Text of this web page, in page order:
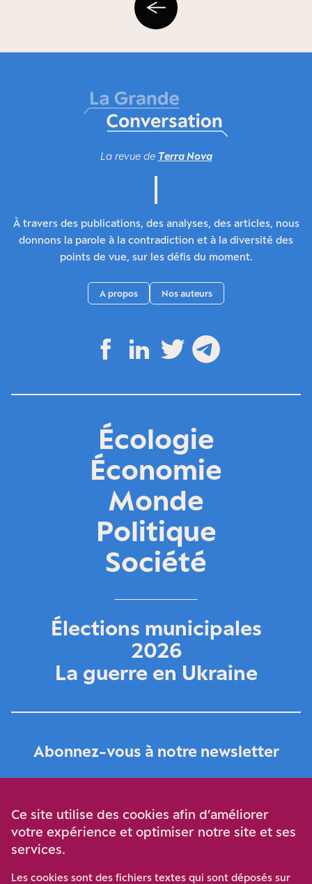
La revue de Terra Nova
À travers des publications, des analyses, des articles, nous
donnons la parole à la contradiction et à la diversité des
points de vue, sur les défis du moment.
A propos Nos auteurs
Écologie
Économie
Monde
Politique
Société
Élections municipales
2026
La guerre en Ukraine
Abonnez-vous à notre newsletter
Ce site utilise des cookies afin d’améliorer
votre expérience et optimiser notre site et ses
services.
Les cookies sont des fichiers textes qui sont déposés sur